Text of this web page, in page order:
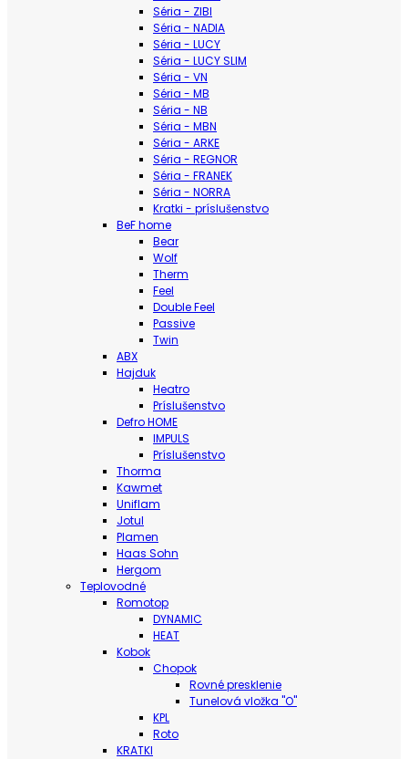
Séria - ZIBI
Séria - NADIA
Séria - LUCY
Séria - LUCY SLIM
Séria - VN
Séria - MB
Séria - NB
Séria - MBN
Séria - ARKE
Séria - REGNOR
Séria - FRANEK
Séria - NORRA
Kratki - príslušenstvo
BeF home
Bear
Wolf
Therm
Feel
Double Feel
Passive
Twin
ABX
Hajduk
Heatro
Príslušenstvo
Defro HOME
IMPULS
Príslušenstvo
Thorma
Kawmet
Uniflam
Jotul
Plamen
Haas Sohn
Hergom
Teplovodné
Romotop
DYNAMIC
HEAT
Kobok
Chopok
Rovné presklenie
Tunelová vložka "O"
KPL
Roto
KRATKI